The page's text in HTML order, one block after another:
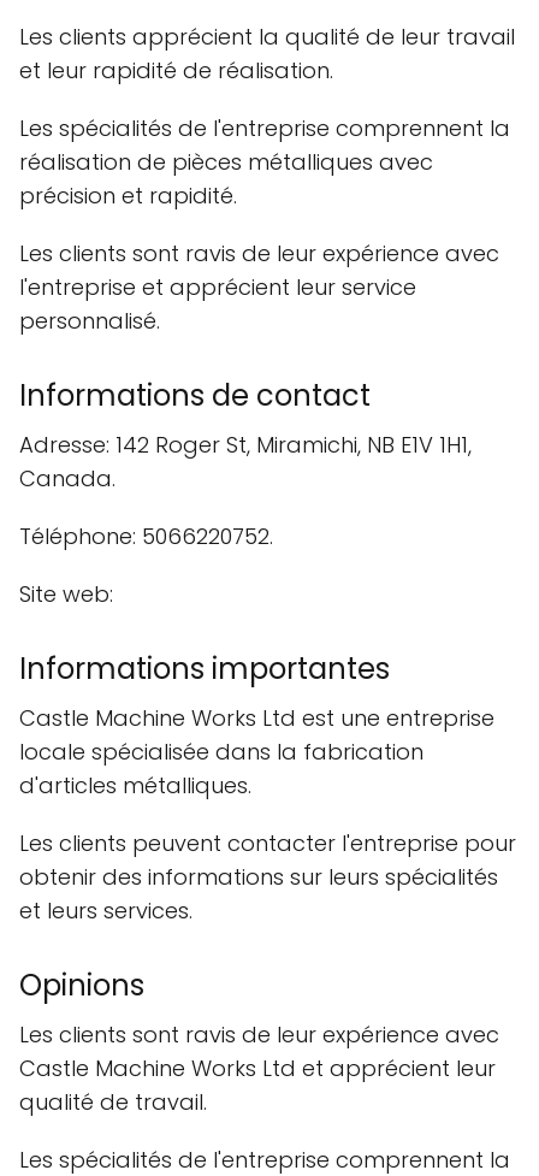
Les clients apprécient la qualité de leur travail
et leur rapidité de réalisation.
Les spécialités de l'entreprise comprennent la
réalisation de pièces métalliques avec
précision et rapidité.
Les clients sont ravis de leur expérience avec
l'entreprise et apprécient leur service
personnalisé.
Informations de contact
Adresse: 142 Roger St, Miramichi, NB E1V 1H1,
Canada.
Téléphone: 5066220752.
Site web:
Informations importantes
Castle Machine Works Ltd est une entreprise
locale spécialisée dans la fabrication
d'articles métalliques.
Les clients peuvent contacter l'entreprise pour
obtenir des informations sur leurs spécialités
et leurs services.
Opinions
Les clients sont ravis de leur expérience avec
Castle Machine Works Ltd et apprécient leur
qualité de travail.
Les spécialités de l'entreprise comprennent la